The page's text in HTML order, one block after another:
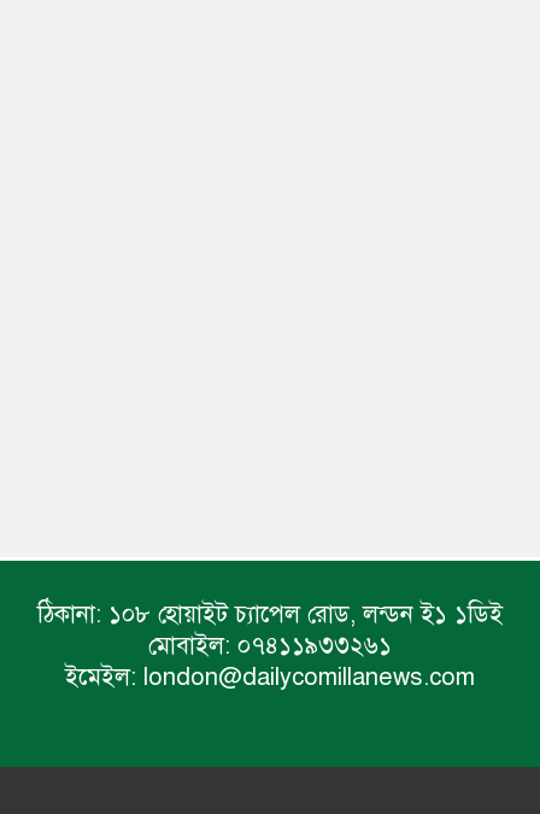
ঠিকানা: ১০৮ হোয়াইট চ্যাপেল রোড, লন্ডন ই১ ১ডিই
মোবাইল: ০৭৪১১৯৩৩২৬১
ইমেইল: london@dailycomillanews.com